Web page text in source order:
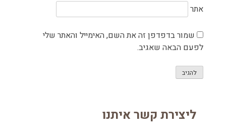
אתר
שמור בדפדפן זה את השם, האימייל והאתר שלי
לפעם הבאה שאגיב.
ליצירת קשר איתנו